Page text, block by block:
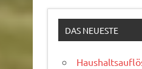
DAS NEUESTE